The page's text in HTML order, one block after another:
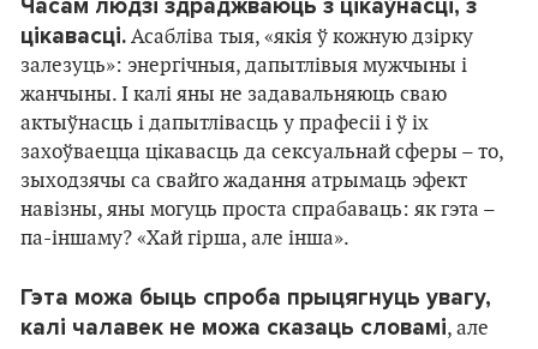
Часам людзі здраджваюць з цікаўнасці, з
цікавасці. Асабліва тыя, «якія ў кожную дзірку
залезуць»: энергічныя, дапытлівыя мужчыны і
жанчыны. І калі яны не задавальняюць сваю
актыўнасць і дапытлівасць у прафесіі і ў іх
захоўваецца цікавасць да сексуальнай сферы – то,
зыходзячы са свайго жадання атрымаць эфект
навізны, яны могуць проста спрабаваць: як гэта –
па-іншаму? «Хай гірша, але інша».
Гэта можа быць спроба прыцягнуць увагу,
калі чалавек не можа сказаць словамі, але